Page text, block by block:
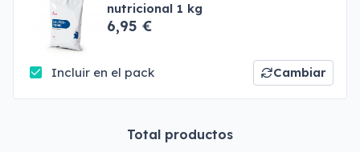
nutricional 1 kg
6,95 €
Incluir en el pack Cambiar
Total productos